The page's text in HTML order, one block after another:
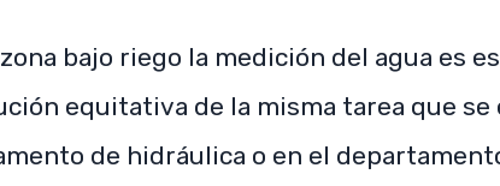
bajo riego la medición del agua es
equitativa de la misma tarea que se
de hidráulica o en el